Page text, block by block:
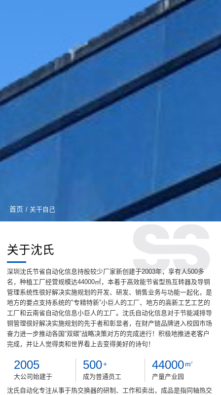
首页 / 关干自己
关于沈氏
深圳沈氏节省自动化信息持股较少厂家新创建于2003年，享有人500多
名，种植工厂经营规模达44000㎡，本着于高效能节省型热互转器及导铜
管理系统性很好解决实施规划的开发、研发、销售业务与功能一起化，是
地方的要点支持系统的"专精特新”小巨人的工厂、地方的高新工艺工艺的
工厂和云南省自动化信息小巨人的工厂。沈氏自动化信息对于节能减排导
铜管理很好解决实施规划的先于者和彰显者，在财产链品牌进入校园市场
奋力进一步推动各国“双碳”战略决策对方的完成进行！积极地推进老客户
完成，并让人觉得类和世界看上去变得美好的诗句！
2005
大公司始建于
500+
成为普通员工
44000 m2
产量产业园
沈氏自动化专注从事于热交换器的研制、工作和卖出，成品是指同轴热交